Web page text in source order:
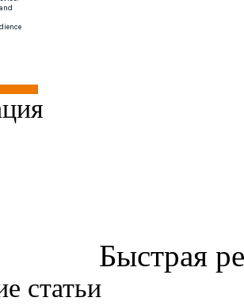
Быстрая
статьи